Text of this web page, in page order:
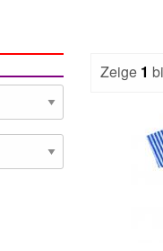
Zeige 1